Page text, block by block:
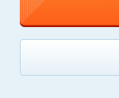
3. 会員は、IDおよ
第三者（他の会
を負うものとし
第6条（会員の禁